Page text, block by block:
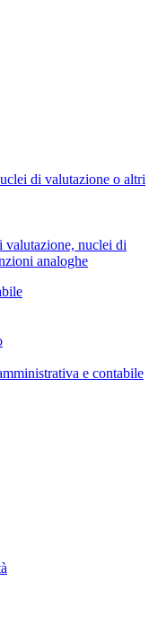
di valutazione o altri
nuclei di
analoghe
e contabile